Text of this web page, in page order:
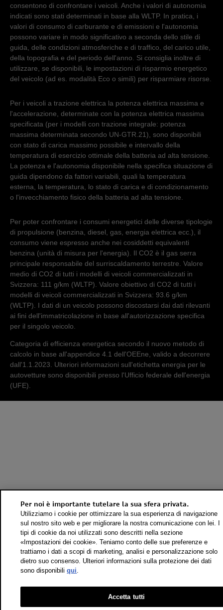
consentono di confrontare i veicoli. Anche i valori di autonomia
indicati sono stati determinati in base alla WLTP. In pratica, i
valori di consumo di carburante e di emissioni e l'autonomia
possono variare in modo significativo a seconda dello stile di
guida, delle condizioni atmosferiche e di traffico, del carico utile,
della topografia e del periodo dell'anno. Si consiglia inoltre di
utilizzare, se disponibili, le impostazioni di risparmio energetico
del veicolo (ad es. modalità Eco o simili) per risparmiare risorse.
Per i veicoli a trazione elettrica la potenza elettrica massima e
l'accelerazione, determinate con la potenza elettrica massima
specificata (per i modelli con trazione integrale: potenza
massima determinata secondo UN-GTR.21), sono disponibili
con stato di carica massimo possibile e intervallo della
temperatura di esercizio ottimale della batteria ad alta tensione.
La potenza e l'autonomia disponibile nella specifica situazione di
guida dipendono da fattori variabili, quali la temperatura
esterna, la temperatura, lo stato di carica e di condizionamento
o l'invecchiamento fisico della batteria ad alta tensione.
Per poter confrontare i consumi energetici delle diverse tipologie
di propulsione (benzina, diesel, gas, energia elettrica ecc.), il
consumo viene espresso anche nei cosiddetti equivalenti
benzina (unità di misura per l'energia). Il CO2 è il gas serra
principale responsabile del surriscaldamento terrestre. Valore
medio di CO2 di tutti i modelli di veicoli commercializzati in
Svizzera: 111 g/km (WLTP). Valore obiettivo di CO2 di tutti i
modelli di veicoli commercializzati in Svizzera: 93.6 g/km
(WLTP). I dati di un veicolo possono discostarsi dai dati rilevanti
ai fini dell'immatricolazione in base all'autorizzazione specifica
per il singolo veicolo.
Categoria di efficienza energetica secondo il nuovo metodo di
calcolo in base all'appendice 4.1 dell'OEEne, valido a decorrere
dall'1.1.2023. Ulteriori informazioni sull'etichetta energia per le
autovetture sono disponibili presso l'Ufficio federale dell'energia
(UFE).
Per noi è importante tutelare la sua sfera privata.
Utilizziamo i cookie per ottimizzare la sua esperienza di navigazione
sul nostro sito web e per migliorare la nostra comunicazione con lei. I
tipi di cookie da noi utilizzati sono descritti nella sezione
«Impostazioni dei cookie». Teniamo conto delle sue preferenze e
trattiamo i dati a scopi di marketing, analisi e personalizzazione solo
dietro suo consenso. Ulteriori informazioni sulla protezione dei dati
sono disponibiliqui.
Accetta tutti